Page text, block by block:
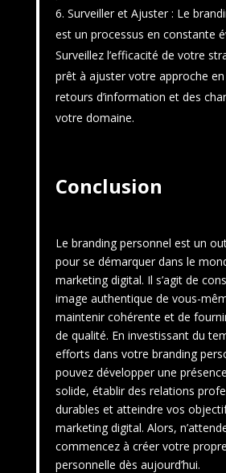
Surveiller et Ajuster : Le
est un processus en constante
Surveillez l’efficacité de votre
prêt à ajuster votre approche
retours d’information et des
votre domaine.
Conclusion
Le branding personnel est un
pour se démarquer dans le
marketing digital. Il s’agit de
image authentique de vous-
maintenir cohérente et de
de qualité. En investissant du
efforts dans votre branding
pouvez développer une
solide, établir des relations
durables et atteindre vos
marketing digital. Alors,
commencez à créer votre
personnelle dès aujourd’hui.